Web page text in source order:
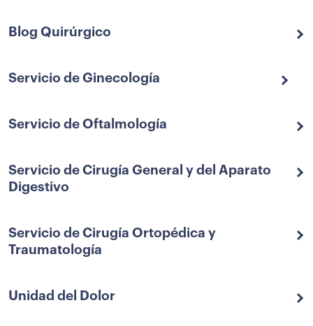
Blog Quirúrgico
Servicio de Ginecología
Servicio de Oftalmología
Servicio de Cirugía General y del Aparato
Digestivo
Servicio de Cirugía Ortopédica y
Traumatología
Unidad del Dolor